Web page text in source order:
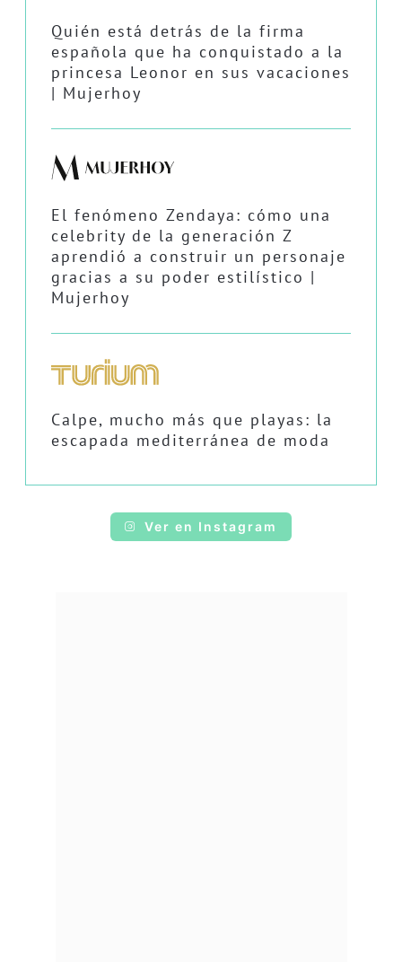
Quién está detrás de la firma
española que ha conquistado a la
princesa Leonor en sus vacaciones
| Mujerhoy
El fenómeno Zendaya: cómo una
celebrity de la generación Z
aprendió a construir un personaje
gracias a su poder estilístico |
Mujerhoy
Calpe, mucho más que playas: la
escapada mediterránea de moda
Ver en Instagram